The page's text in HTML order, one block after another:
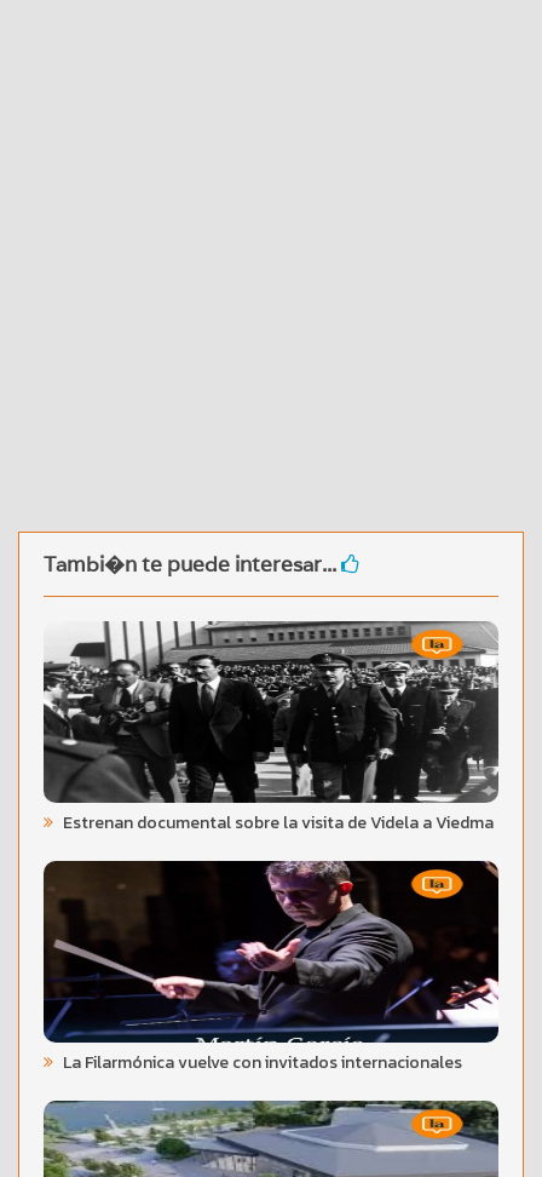
Tambi�n te puede interesar...
Estrenan documental sobre la visita de Videla a Viedma
La Filarmónica vuelve con invitados internacionales